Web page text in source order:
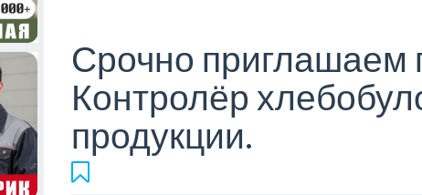
Срочно приглашаем
Контролёр
продукции.